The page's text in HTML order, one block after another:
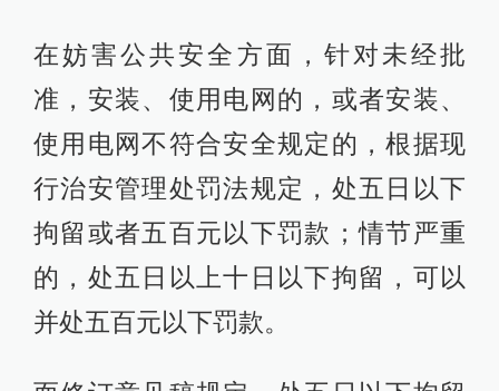
在妨害公共安全方面，针对未经批
准，安装、使用电网的，或者安装、
使用电网不符合安全规定的，根据现
行治安管理处罚法规定，处五日以下
拘留或者五百元以下罚款；情节严重
的，处五日以上十日以下拘留，可以
并处五百元以下罚款。